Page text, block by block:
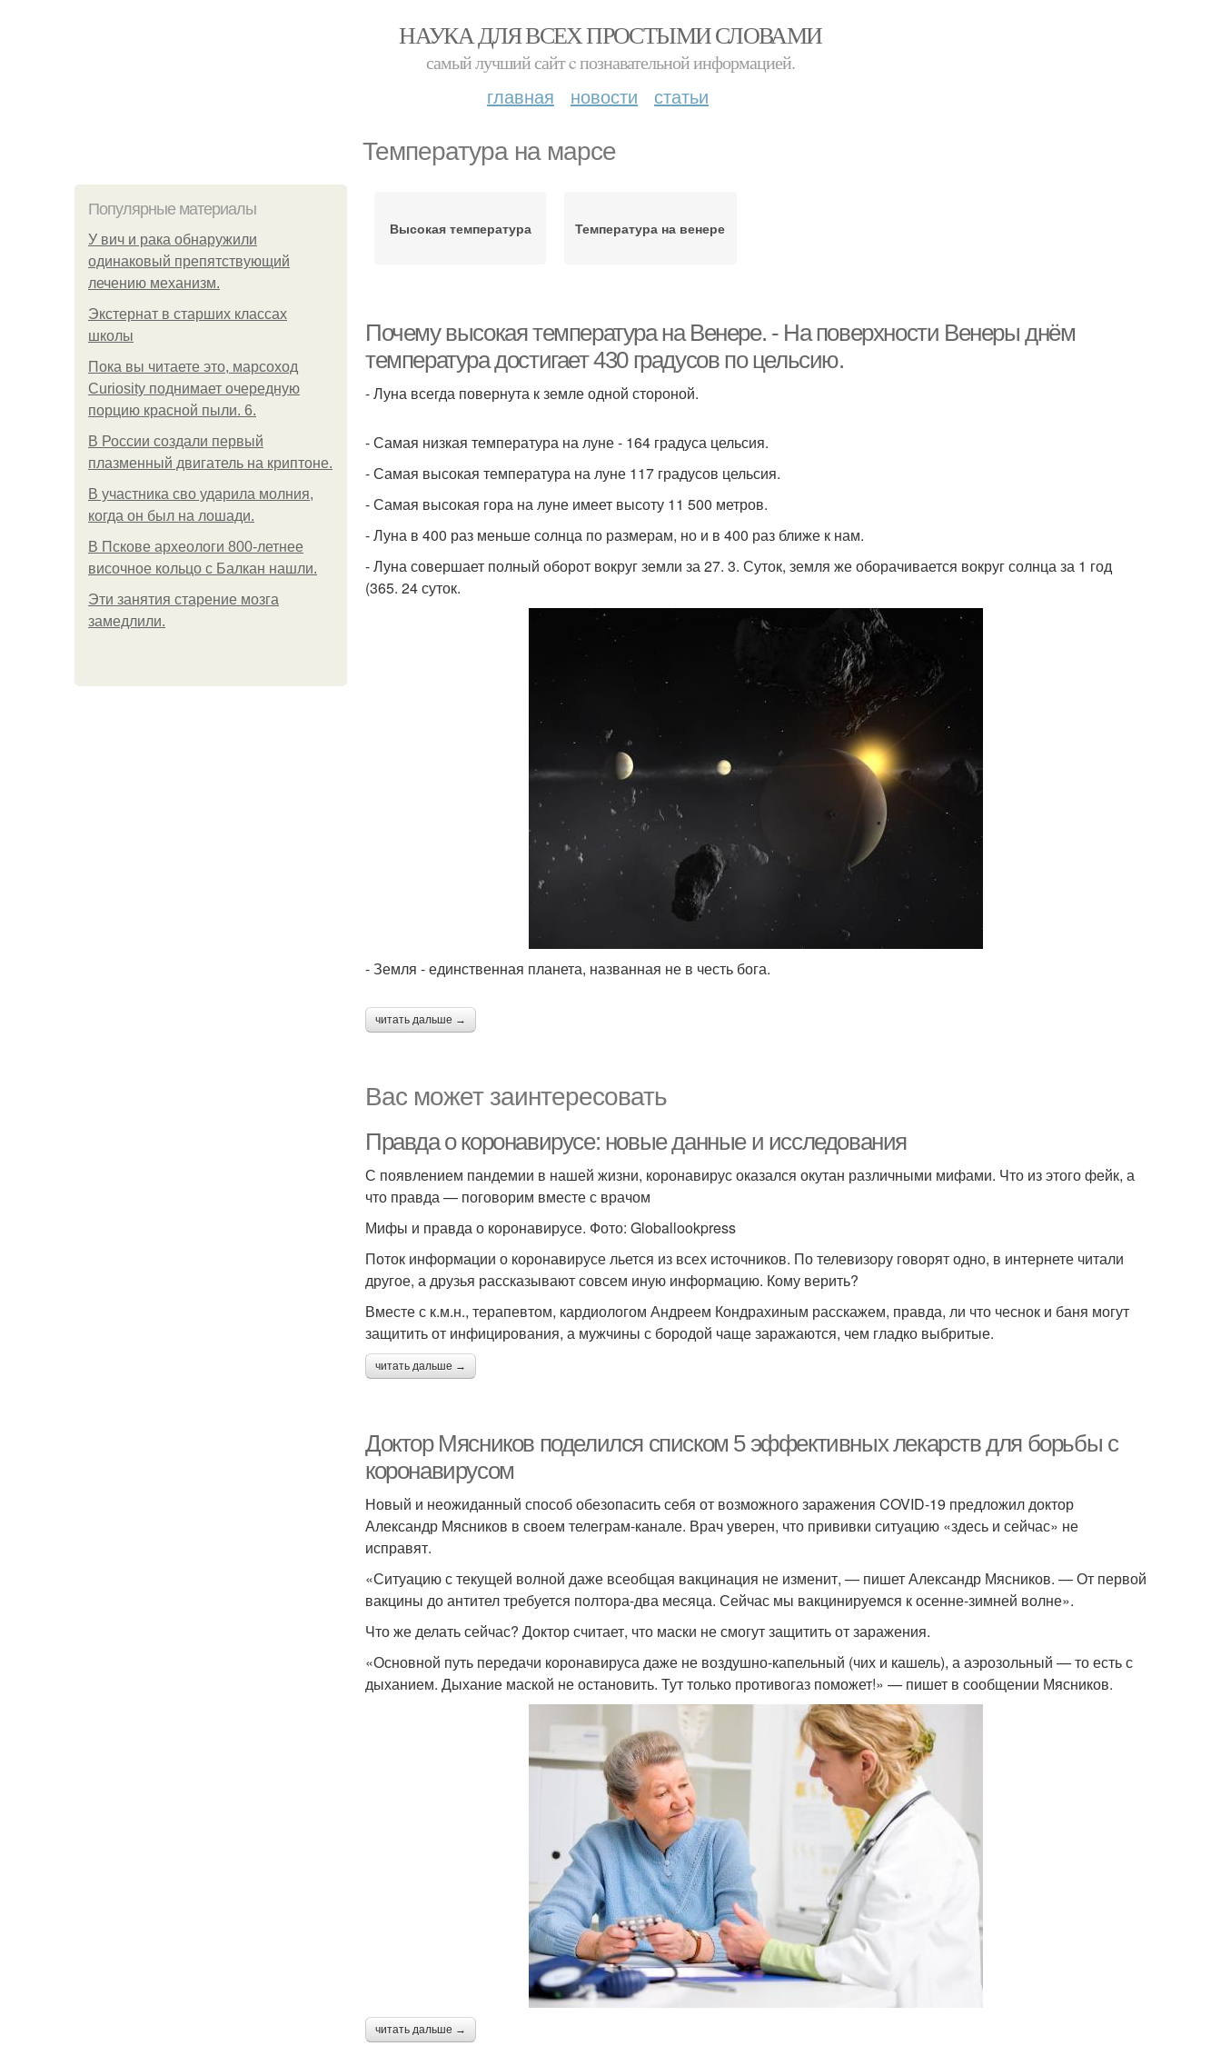
НАУКА ДЛЯ ВСЕХ ПРОСТЫМИ СЛОВАМИ
самый лучший сайт c познавательной информацией.
главная новости статьи
Температура на марсе
Популярные материалы
У вич и рака обнаружили
одинаковый препятствующий
лечению механизм.
Экстернат в старших классах
школы
Пока вы читаете это, марсоход
Curiosity поднимает очередную
порцию красной пыли. 6.
В России создали первый
плазменный двигатель на криптоне.
В участника сво ударила молния,
когда он был на лошади.
В Пскове археологи 800-летнее
височное кольцо с Балкан нашли.
Эти занятия старение мозга
замедлили.
Высокая температура Температура на венере
Почему высокая температура на Венере. - На поверхности Венеры днём
температура достигает 430 градусов по цельсию.
- Луна всегда повернута к земле одной стороной.
- Самая низкая температура на луне - 164 градуса цельсия.
- Самая высокая температура на луне 117 градусов цельсия.
- Самая высокая гора на луне имеет высоту 11 500 метров.
- Луна в 400 раз меньше солнца по размерам, но и в 400 раз ближе к нам.
- Луна совершает полный оборот вокруг земли за 27. 3. Суток, земля же оборачивается вокруг солнца за 1 год
(365. 24 суток.
- Земля - единственная планета, названная не в честь бога.
читать дальше →
Вас может заинтересовать
Правда о коронавирусе: новые данные и исследования
С появлением пандемии в нашей жизни, коронавирус оказался окутан различными мифами. Что из этого фейк, а
что правда — поговорим вместе с врачом
Мифы и правда о коронавирусе. Фото: Globallookpress
Поток информации о коронавирусе льется из всех источников. По телевизору говорят одно, в интернете читали
другое, а друзья рассказывают совсем иную информацию. Кому верить?
Вместе с к.м.н., терапевтом, кардиологом Андреем Кондрахиным расскажем, правда, ли что чеснок и баня могут
защитить от инфицирования, а мужчины с бородой чаще заражаются, чем гладко выбритые.
читать дальше →
Доктор Мясников поделился списком 5 эффективных лекарств для борьбы с
коронавирусом
Новый и неожиданный способ обезопасить себя от возможного заражения COVID-19 предложил доктор
Александр Мясников в своем телеграм-канале. Врач уверен, что прививки ситуацию «здесь и сейчас» не
исправят.
«Ситуацию с текущей волной даже всеобщая вакцинация не изменит, — пишет Александр Мясников. — От первой
вакцины до антител требуется полтора-два месяца. Сейчас мы вакцинируемся к осенне-зимней волне».
Что же делать сейчас? Доктор считает, что маски не смогут защитить от заражения.
«Основной путь передачи коронавируса даже не воздушно-капельный (чих и кашель), а аэрозольный — то есть с
дыханием. Дыхание маской не остановить. Тут только противогаз поможет!» — пишет в сообщении Мясников.
читать дальше →